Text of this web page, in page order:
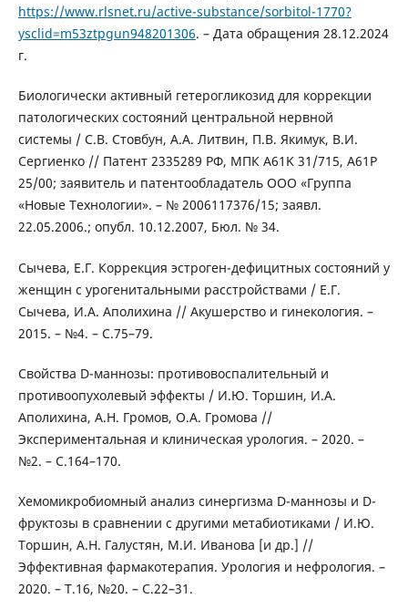
https://www.rlsnet.ru/active-substance/sorbitol-1770?
ysclid=m53ztpgun948201306. – Дата обращения 28.12.2024
г.
Биологически активный гетерогликозид для коррекции
патологических состояний центральной нервной
системы / C.В. Стовбун, А.А. Литвин, П.В. Якимук, В.И.
Сергиенко // Патент 2335289 РФ, МПК A61K 31/715, A61P
25/00; заявитель и патентообладатель ООО «Группа
«Новые Технологии». – № 2006117376/15; заявл.
22.05.2006.; опубл. 10.12.2007, Бюл. № 34.
Сычева, Е.Г. Коррекция эстроген-дефицитных состояний у
женщин с урогенитальными расстройствами / Е.Г.
Сычева, И.А. Аполихина // Акушерство и гинекология. –
2015. – №4. – С.75–79.
Свойства D-маннозы: противовоспалительный и
противоопухолевый эффекты / И.Ю. Торшин, И.А.
Аполихина, А.Н. Громов, О.А. Громова //
Экспериментальная и клиническая урология. – 2020. –
№2. – С.164–170.
Хемомикробиомный анализ синергизма D-маннозы и D-
фруктозы в сравнении с другими метабиотиками / И.Ю.
Торшин, А.Н. Галустян, М.И. Иванова [и др.] //
Эффективная фармакотерапия. Урология и нефрология. –
2020. – Т.16, №20. – С.22–31.